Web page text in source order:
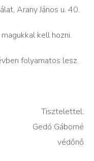
Arany János u. 40.
kell hozni.
folyamatos lesz.
Tisztelettel:
Gedó Gáborné
védőnő